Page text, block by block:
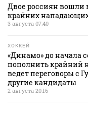
Двое россиян вошли
крайних
3 августа 07:40
ХОККЕЙ
«Динамо» до начала
пополнить крайний
ведет переговоры с
другие кандидаты
2 августа 20:16